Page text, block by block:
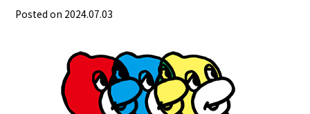
Posted on 2024.07.03